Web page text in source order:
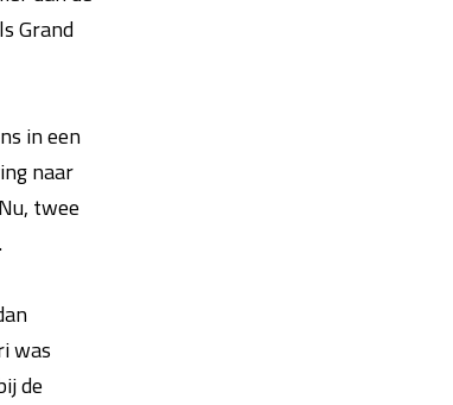
Grand
in een
naar
twee
was
de